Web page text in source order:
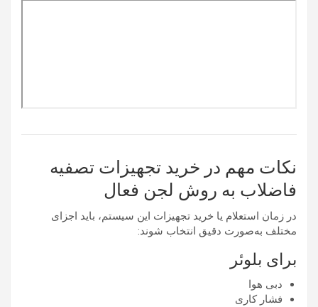
نکات مهم در خرید تجهیزات تصفیه
فاضلاب به روش لجن فعال
در زمان استعلام یا خرید تجهیزات این سیستم، باید اجزای
مختلف به‌صورت دقیق انتخاب شوند:
برای بلوئر
دبی هوا
فشار کاری